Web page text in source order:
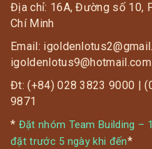
Địa chỉ: 16A, Đường số 10,
Chí Minh
Email:
igoldenlotus9@hotmail.com
Đt: (+84) 028 3823 9000 |
9871
* Đặt nhóm Team Building –
đặt trước 5 ngày khi đến*